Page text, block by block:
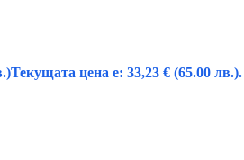
Текущата цена е: 33,23 € (65.00 лв.).